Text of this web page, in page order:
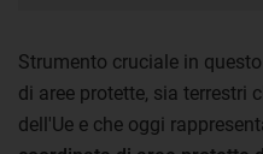
Strumento cruciale in
di aree protette, sia terrestri
dell'Ue e che oggi